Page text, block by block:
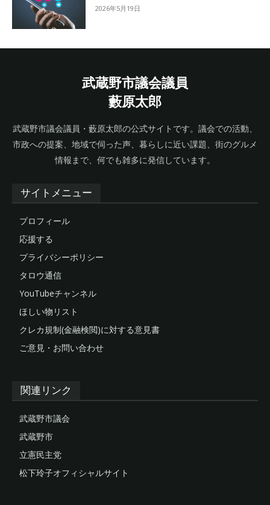
2026年5月19日
武蔵野市議会議員
藪原太郎
武蔵野市議会議員・藪原太郎の公式サイトです。議会での活動、
市政への提案、地域で伺った声、暮らしに近い課題、街のグルメ
情報まで、何でも雑多に発信しています。
サイトメニュー
プロフィール
応援する
プライバシーポリシー
タロウ通信
YouTubeチャンネル
ほしい物リスト
クレカ規制(金融検閲)に対する意見書
ご意見・お問い合わせ
関連リンク
武蔵野市議会
武蔵野市
立憲民主党
松下玲子オフィシャルサイト